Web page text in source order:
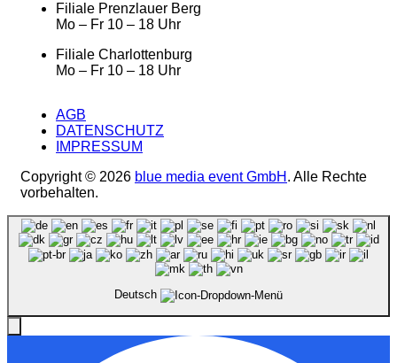
Filiale Prenzlauer Berg
Mo – Fr 10 – 18 Uhr
Filiale Charlottenburg
Mo – Fr 10 – 18 Uhr
AGB
DATENSCHUTZ
IMPRESSUM
Copyright © 2026 blue media event GmbH . Alle Rechte
vorbehalten.
Deutsch